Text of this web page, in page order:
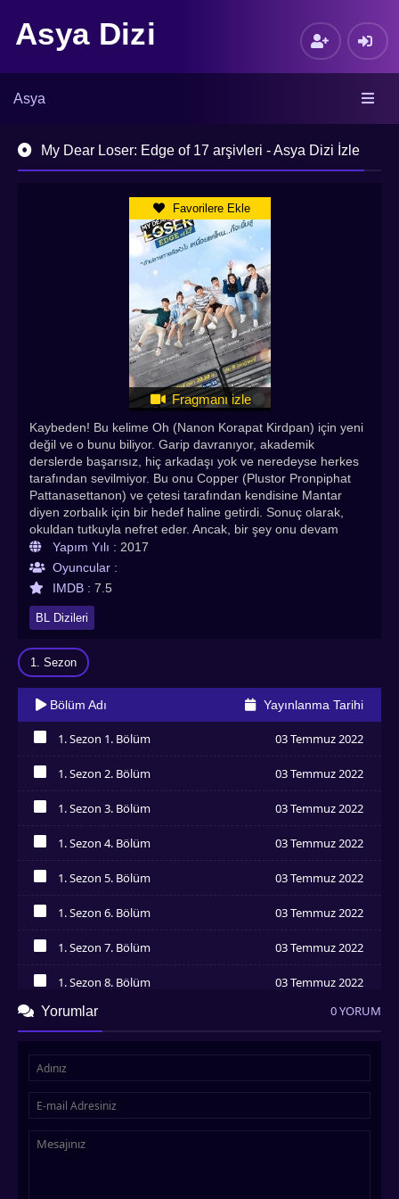
Asya Dizi
Asya
My Dear Loser: Edge of 17 arşivleri - Asya Dizi İzle
Favorilere Ekle
Fragmanı izle
Kaybeden! Bu kelime Oh (Nanon Korapat Kirdpan) için yeni
değil ve o bunu biliyor. Garip davranıyor, akademik
derslerde başarısız, hiç arkadaşı yok ve neredeyse herkes
tarafından sevilmiyor. Bu onu Copper (Plustor Pronpiphat
Pattanasettanon) ve çetesi tarafından kendisine Mantar
diyen zorbalık için bir hedef haline getirdi. Sonuç olarak,
okuldan tutkuyla nefret eder. Ancak, bir şey onu devam
ettirir: Copper'ın kız arkadaşı olan Peach (Jane Ramida
Jiranorraphat). Bir gün, yeni transfer olan ancak hemen
Copper'ın arkadaşlarından In (Pluem Purim
Rattanaruangwattana) ile ilişkisi olan Sun (Chimon
Wachirawit Ruangwiwat) ile tanışır. Oh, Peach'in dikkatini
biraz da olsa çekmeyi umabilirdi ama yardım almadan
yapamazdı. Aynı zamanda In, ikisi birbiriyle daha fazla
ilişkiye girdikçe Sun üzerinde farklı hissetmeye başlar. My
Dear Loser: Edge of 17 Türkçe altyazılı izle seçeneğiyle
Asyadiziizle farkıyla tüm bölümleriyle sizlerle! Herkese
keyifli seyirler dileriz.
Yapım Yılı : 2017
Oyuncular :
IMDB : 7.5
BL Dizileri
1. Sezon
Bölüm Adı Yayınlanma Tarihi
1. Sezon 1. Bölüm 03 Temmuz 2022
1. Sezon 2. Bölüm 03 Temmuz 2022
1. Sezon 3. Bölüm 03 Temmuz 2022
1. Sezon 4. Bölüm 03 Temmuz 2022
1. Sezon 5. Bölüm 03 Temmuz 2022
1. Sezon 6. Bölüm 03 Temmuz 2022
1. Sezon 7. Bölüm 03 Temmuz 2022
İzledim
1. Sezon 8. Bölüm 03 Temmuz 2022
1. Sezon 9. Bölüm 03 Temmuz 2022
Yorumlar 0 YORUM